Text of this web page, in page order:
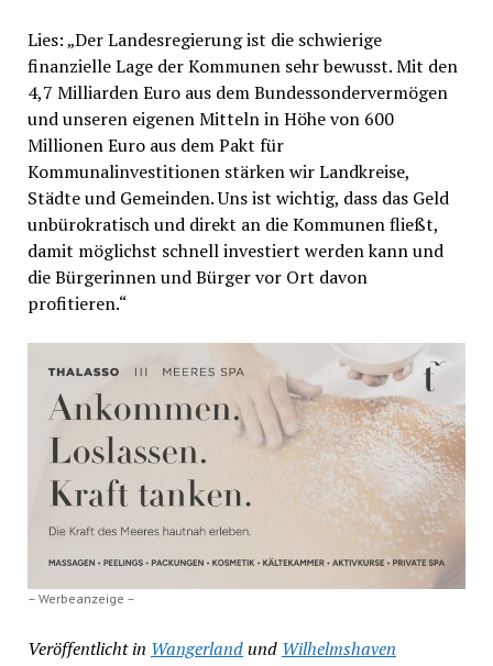
Lies: „Der Landesregierung ist die schwierige
finanzielle Lage der Kommunen sehr bewusst. Mit den
4,7 Milliarden Euro aus dem Bundessondervermögen
und unseren eigenen Mitteln in Höhe von 600
Millionen Euro aus dem Pakt für
Kommunalinvestitionen stärken wir Landkreise,
Städte und Gemeinden. Uns ist wichtig, dass das Geld
unbürokratisch und direkt an die Kommunen fließt,
damit möglichst schnell investiert werden kann und
die Bürgerinnen und Bürger vor Ort davon
profitieren.“
– Werbeanzeige –
Veröffentlicht in Wangerlandund Wilhelmshaven